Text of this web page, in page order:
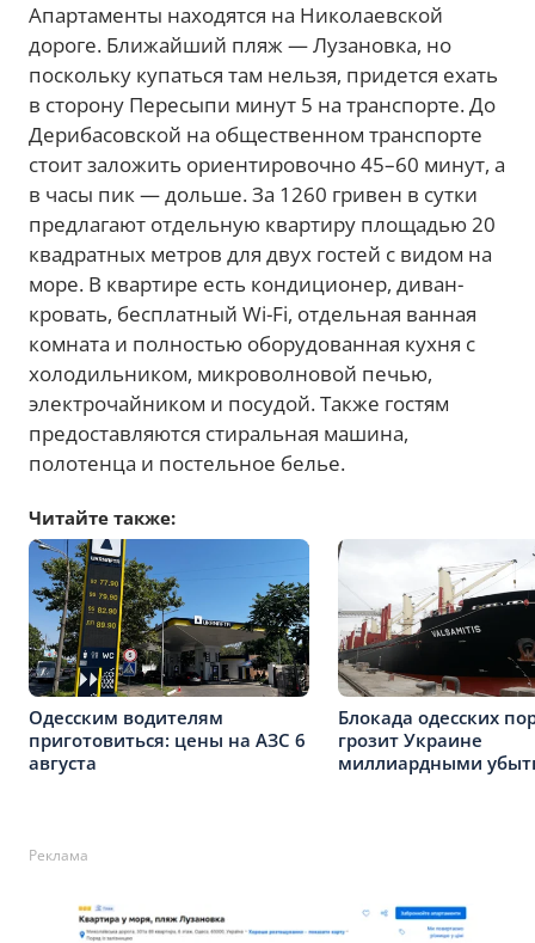
Апартаменты находятся на Николаевской
дороге. Ближайший пляж — Лузановка, но
поскольку купаться там нельзя, придется ехать
в сторону Пересыпи минут 5 на транспорте. До
Дерибасовской на общественном транспорте
стоит заложить ориентировочно 45–60 минут, а
в часы пик — дольше. За 1260 гривен в сутки
предлагают отдельную квартиру площадью 20
квадратных метров для двух гостей с видом на
море. В квартире есть кондиционер, диван-
кровать, бесплатный Wi-Fi, отдельная ванная
комната и полностью оборудованная кухня с
холодильником, микроволновой печью,
электрочайником и посудой. Также гостям
предоставляются стиральная машина,
полотенца и постельное белье.
Читайте также:
Одесским водителям
приготовиться: цены на АЗС 6
августа
Блокада одесских
грозит Украине
миллиардными
Реклама